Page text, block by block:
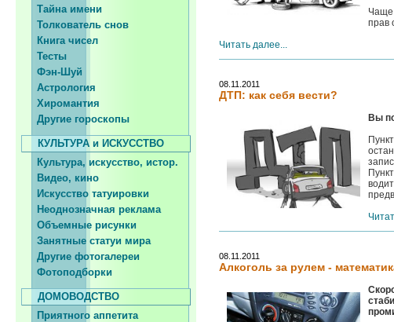
Тайна имени
Толкователь снов
Книга чисел
Тесты
Фэн-Шуй
Астрология
Хиромантия
Другие гороскопы
КУЛЬТУРА и ИСКУССТВО
Культура, искусство, истор.
Видео, кино
Искусство татуировки
Неоднозначная реклама
Объемные рисунки
Занятные статуи мира
Другие фотогалереи
Фотоподборки
ДОМОВОДСТВО
Приятного аппетита
Чаще
прав
Читать далее...
08.11.2011
ДТП: как себя вести?
Вы
08.11.2011
Алкоголь за рулем -